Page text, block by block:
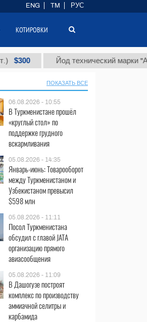
Йод технический марки "А" (т.)
ПОКАЗАТЬ ВСЕ
06.08.2026 - 10:55
В Туркменистане прошёл
«круглый стол» по
поддержке грудного
вскармливания
05.08.2026 - 14:35
Январь-июнь: Товарооборот
между Туркменистаном и
Узбекистаном превысил
$598 млн
05.08.2026 - 11:11
Посол Туркменистана
обсудил с главой JATA
организацию прямого
авиасообщения
05.08.2026 - 11:09
В Дашогузе построят
комплекс по производству
аммиачной селитры и
карбамида
ENG TM РУС
КОТИРОВКИ